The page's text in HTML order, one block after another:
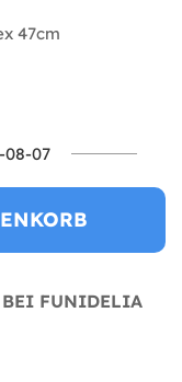
47cm
08-07
BEI FUNIDELIA